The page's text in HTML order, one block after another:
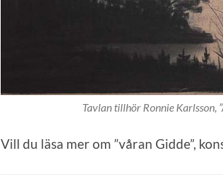
Tavlan tillhör Ronnie Karlsson,
Vill du läsa mer om ”våran Gidde”,